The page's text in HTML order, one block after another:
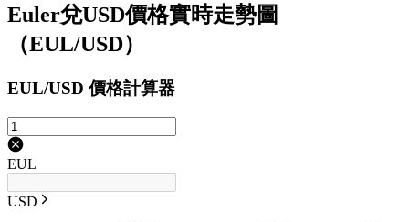
Euler兌USD價格實時走勢圖
（EUL/USD）
EUL/USD 價格計算器
EUL
USD